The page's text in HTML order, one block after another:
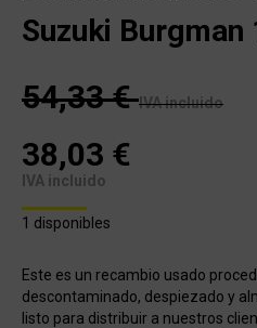
Suzuki Burgman
54,33€ IVA incluido
38,03 €
IVA incluido
1 disponibles
Este es un recambio usado
descontaminado, despiezado y
listo para distribuir a nuestros